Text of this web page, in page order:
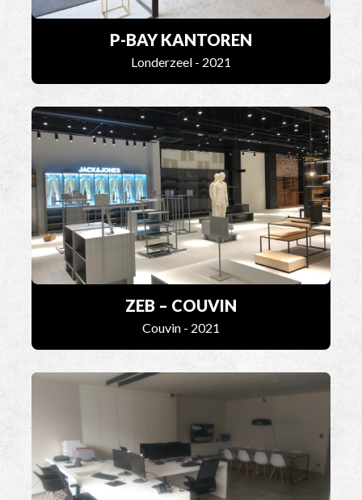
P-BAY KANTOREN
Londerzeel - 2021
ZEB – COUVIN
Couvin - 2021